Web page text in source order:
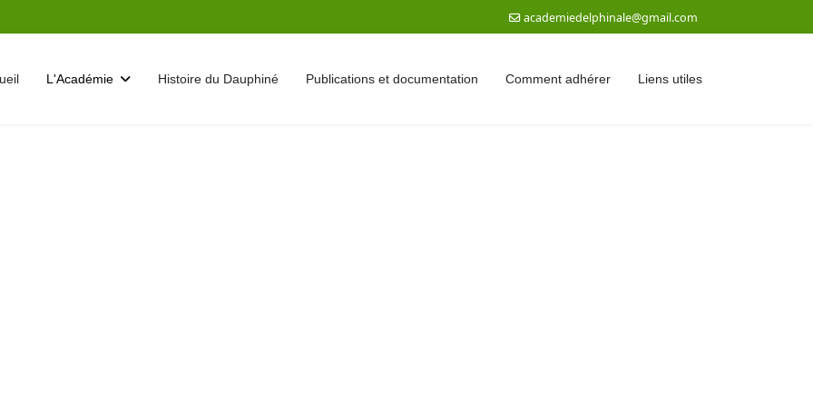
academiedelphinale@gmail.com
L'Académie Histoire du Dauphiné Publications et documentation Comment adhérer Liens utiles